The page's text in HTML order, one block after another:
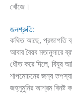
খোঁজে।
জনশ্রুতি:
কথিত আছে, প্রজাপতি
আবার বৈয়ব মতানুসারে
ধৌত করে দিলে, বিষুর
শাপমোচনের জন্য
জহ্নুমুনির আশ্রম বিনষ্ট